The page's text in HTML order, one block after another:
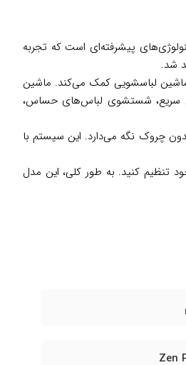
پیشرفته‌ای است که تجربه
شد.
لباسشویی کمک می‌کند. ماشین
سریع، شستشوی لباس‌های حساس،
چروک نگه می‌دارد. این سیستم با
تنظیم کنید. به طور کلی، این مدل